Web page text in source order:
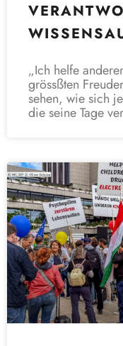
„Ich helfe
grössßten
sehen, wie sich
die seine Tage